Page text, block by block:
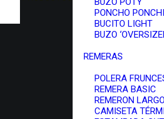
PONCHO PONCHI
BUCITO LIGHT
BUZO
REMERAS
POLERA
REMERA BASIC
REMERON LARGO
CAMISETA